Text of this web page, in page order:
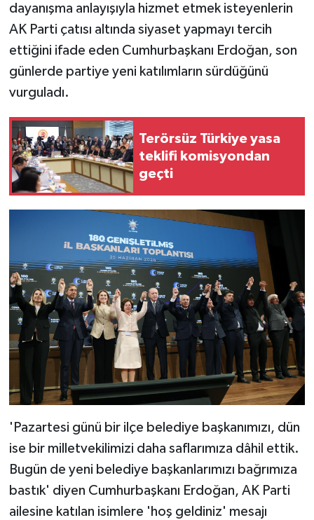
dayanışma anlayışıyla hizmet etmek isteyenlerin
AK Parti çatısı altında siyaset yapmayı tercih
ettiğini ifade eden Cumhurbaşkanı Erdoğan, son
günlerde partiye yeni katılımların sürdüğünü
vurguladı.
Terörsüz Türkiye yasa
teklifi komisyondan
geçti
'Pazartesi günü bir ilçe belediye başkanımızı, dün
ise bir milletvekilimizi daha saflarımıza dâhil ettik.
Bugün de yeni belediye başkanlarımızı bağrımıza
bastık' diyen Cumhurbaşkanı Erdoğan, AK Parti
ailesine katılan isimlere 'hoş geldiniz' mesajı